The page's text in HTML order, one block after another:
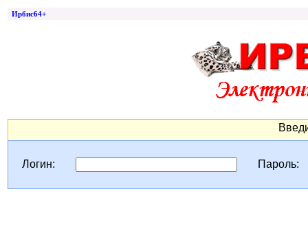
Ирбис64+
Логин: Пароль: